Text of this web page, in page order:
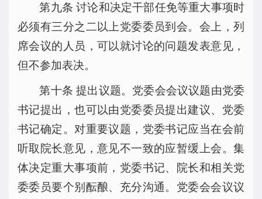
第九条 讨论和决定干部任免等重大事项时
必须有三分之二以上党委委员到会。会上，列
席会议的人员，可以就讨论的问题发表意见，
但不参加表决。
第十条 提出议题。党委会会议议题由党委
书记提出，也可以由党委委员提出建议、党委
书记确定。对重要议题，党委书记应当在会前
听取院长意见，意见不一致的应暂缓上会。集
体决定重大事项前，党委书记、院长和相关党
委委员要个别酝酿、充分沟通。党委会会议议